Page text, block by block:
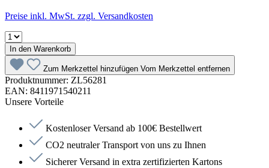
Preise inkl. MwSt. zzgl. Versandkosten
In den Warenkorb
Zum Merkzettel hinzufügen Vom Merkzettel entfernen
Produktnummer: ZL56281
EAN: 8411971540211
Unsere Vorteile
Kostenloser Versand ab 100€ Bestellwert
CO2 neutraler Transport von uns zu Ihnen
Sicherer Versand in extra zertifizierten Kartons